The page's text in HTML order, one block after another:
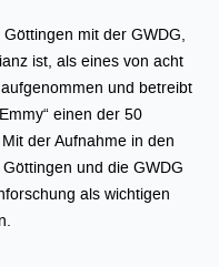
mit der GWDG,
ist, als eines von acht
und betreibt
einen der 50
der Aufnahme in den
und die GWDG
als wichtigen